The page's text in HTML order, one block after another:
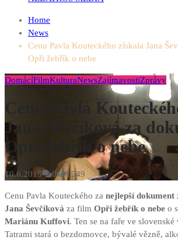
Home
News
Cenu Pavla Kouteckého získala Jana
Opři žebřík o nebe
DomácíFilmKulturaNewsZajímavostiZprávy
Cenu Pavla
Jana Ševčíková za
Opři žebřík o nebe
10.6.2015 0 1549
Cenu Pavla Kouteckého za nejlepší dokument
Jana Ševčíková za film Opři žebřík o nebe o
Mariánu Kuffovi. Ten se na faře ve
Tatrami stará o bezdomovce, bývalé vězně,